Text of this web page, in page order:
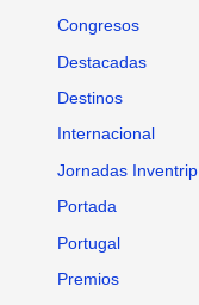
Congresos
Destacadas
Destinos
Internacional
Jornadas Inventrip
Portada
Portugal
Premios